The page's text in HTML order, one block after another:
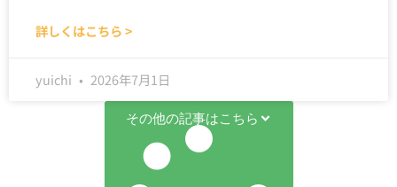
詳しくはこちら >
yuichi 2026年7月1日
その他の記事はこちら